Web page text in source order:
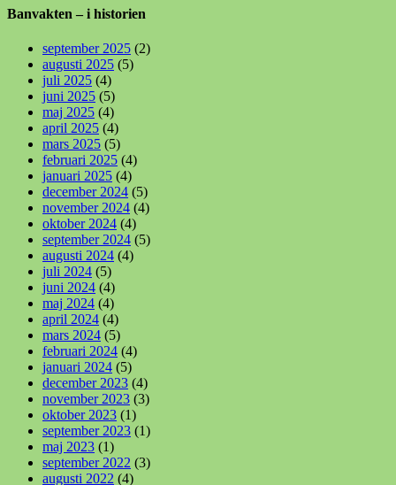
Banvakten – i historien
september 2025 (2)
augusti 2025 (5)
juli 2025 (4)
juni 2025 (5)
maj 2025 (4)
april 2025 (4)
mars 2025 (5)
februari 2025 (4)
januari 2025 (4)
december 2024 (5)
november 2024 (4)
oktober 2024 (4)
september 2024 (5)
augusti 2024 (4)
juli 2024 (5)
juni 2024 (4)
maj 2024 (4)
april 2024 (4)
mars 2024 (5)
februari 2024 (4)
januari 2024 (5)
december 2023 (4)
november 2023 (3)
oktober 2023 (1)
september 2023 (1)
maj 2023 (1)
september 2022 (3)
augusti 2022 (4)